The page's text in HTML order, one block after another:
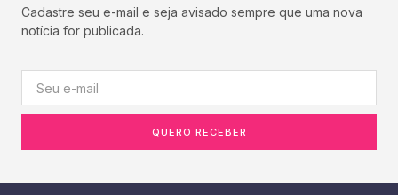
Cadastre seu e-mail e seja avisado sempre que uma nova
notícia for publicada.
QUERO RECEBER